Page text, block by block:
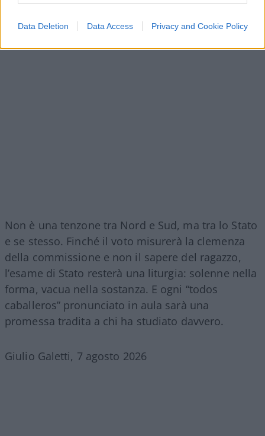
Data Deletion Data Access Privacy and Cookie Policy
la larghezza del giudicante e non la
competenza del giudicato
Non è una tenzone tra Nord e Sud, ma tra lo Stato
e se stesso. Finché il voto misurerà la clemenza
della commissione e non il sapere del ragazzo,
l’esame di Stato resterà una liturgia: solenne nella
forma, vacua nella sostanza. E ogni “todos
caballeros” pronunciato in aula sarà una
promessa tradita a chi ha studiato davvero.
Giulio Galetti, 7 agosto 2026